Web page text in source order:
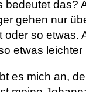
bedeutet das?
gehen nur
oder so etwas.
etwas leichter
es mich an,